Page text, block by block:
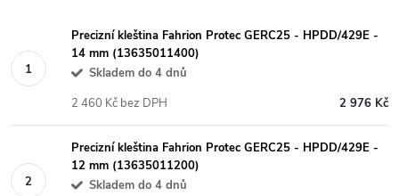
Precizní kleština Fahrion Protec GERC25 - HPDD/429E -
14 mm (13635011400)
Skladem do 4 dnů
2 976 Kč
2 460 Kč bez DPH
Precizní kleština Fahrion Protec GERC25 - HPDD/429E -
12 mm (13635011200)
Skladem do 4 dnů